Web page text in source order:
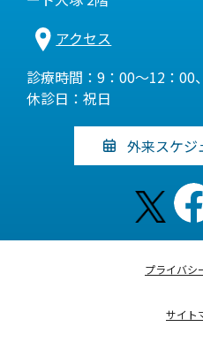
アクセス
診療時間：9：00～12：00
休診日：祝日
外来スケジ
プライバシ
サイト